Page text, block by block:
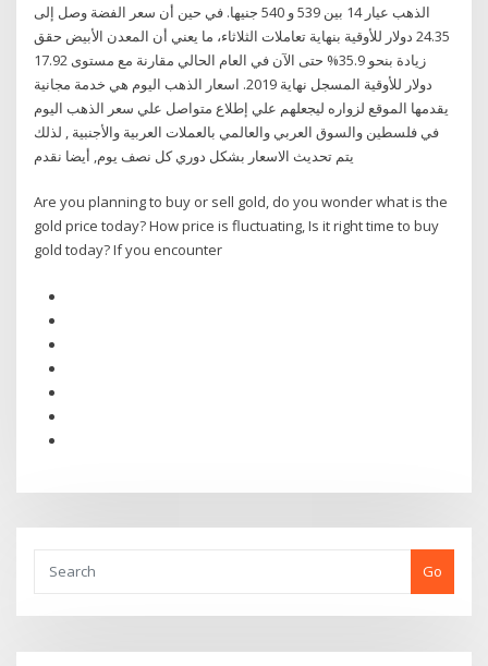
الذهب عيار 14 بين 539 و 540 جنيها. في حين أن سعر الفضة وصل إلى
24.35 دولار للأوقية بنهاية تعاملات الثلاثاء، ما يعني أن المعدن الأبيض حقق
زيادة بنحو 35.9% حتى الآن في العام الحالي مقارنة مع مستوى 17.92
دولار للأوقية المسجل نهاية 2019. اسعار الذهب اليوم هي خدمة مجانية
يقدمها الموقع لزواره ليجعلهم علي إطلاع متواصل علي سعر الذهب اليوم
في فلسطين والسوق العربي والعالمي بالعملات العربية والأجنبية , لذلك
يتم تحديث الاسعار بشكل دوري كل نصف يوم, أيضا نقدم
Are you planning to buy or sell gold, do you wonder what is the
gold price today? How price is fluctuating, Is it right time to buy
gold today? If you encounter
Go